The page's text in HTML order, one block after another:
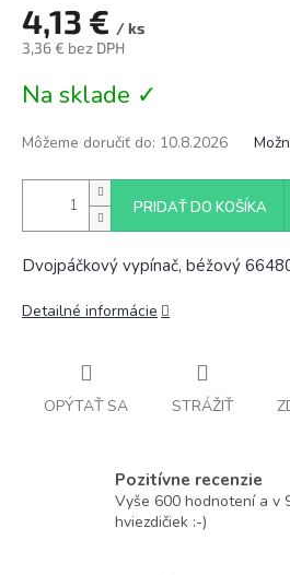
4,13 € / ks
3,36 € bez DPH
cena:
Na sklade ✓
Môžeme doručiť do: 10.8.2026
PRIDAŤ DO KOŠÍKA
Dvojpáčkový vypínač, béžový
Detailné informácie
OPÝTAŤ SA STRÁŽIŤ
Pozitívne recenzie
Vyše 600 hodnotení a v
hviezdičiek :-)